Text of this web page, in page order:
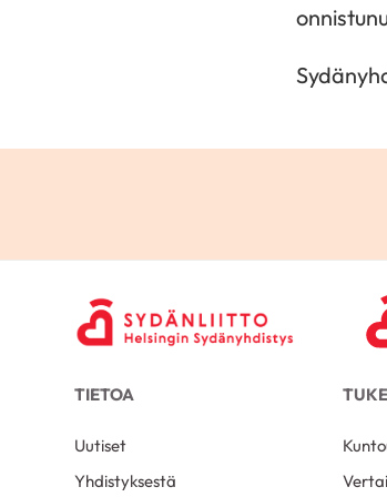
TIETOA
Uutiset
Yhdistyksestä